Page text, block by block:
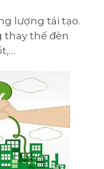
lượng tái tạo.
thay thế đèn